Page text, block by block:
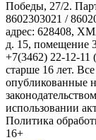
Победы, 27/2.
8602303021 /
адрес: 628408,
д. 15, помещение
+7(3462) 22-12-11
старше 16 лет.
опубликованные
использовании
Политика
16+